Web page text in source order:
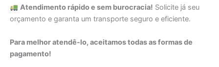
Atendimento rápido e sem burocracia! Solicite já seu
orçamento e garanta um transporte seguro e eficiente.
Para melhor atendê-lo, aceitamos todas as formas de
pagamento!